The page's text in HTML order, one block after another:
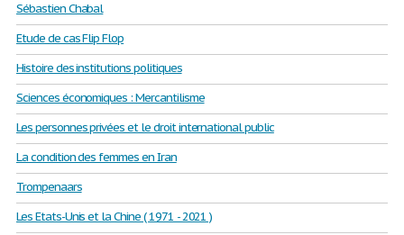
Sébastien Chabal
Etude de cas Flip Flop
Histoire des institutions politiques
Sciences économiques : Mercantilisme
Les personnes privées et le droit international public
La condition des femmes en Iran
Trompenaars
Les Etats-Unis et la Chine ( 1971 - 2021 )